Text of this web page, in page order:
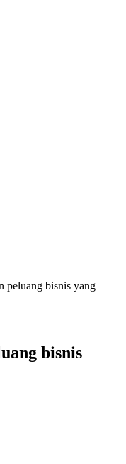
peluang bisnis yang
bisnis